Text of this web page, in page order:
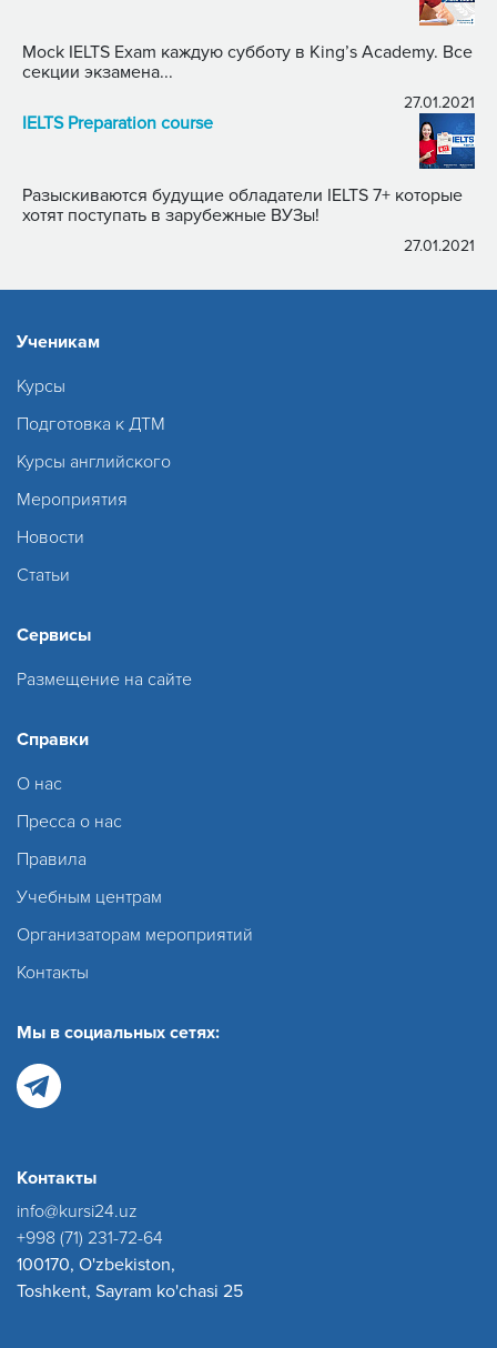
Mock IELTS Exam каждую субботу в King’s Academy. Все
секции экзамена...
27.01.2021
IELTS Preparation course
Разыскиваются будущие обладатели IELTS 7+ которые
хотят поступать в зарубежные ВУЗы!
27.01.2021
Ученикам
Курсы
Подготовка к ДТМ
Курсы английского
Мероприятия
Новости
Статьи
Сервисы
Размещение на сайте
Справки
О нас
Пресса о нас
Правила
Учебным центрам
Организаторам мероприятий
Контакты
Мы в социальных сетях:
Контакты
info@kursi24.uz
+998 (71) 231-72-64
100170, O'zbekiston,
Toshkent, Sayram ko'chasi 25